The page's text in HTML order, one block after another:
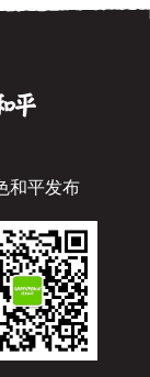
和平发布